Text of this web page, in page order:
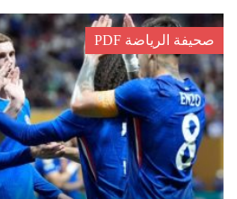
صحيفة الرياضة PDF